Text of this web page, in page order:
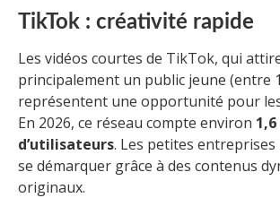
TikTok : créativité rapide
Les vidéos courtes de TikTok, qui
principalement un public jeune (entre
représentent une opportunité pour
En 2026, ce réseau compte environ
d’utilisateurs. Les petites
se démarquer grâce à des contenus
originaux.